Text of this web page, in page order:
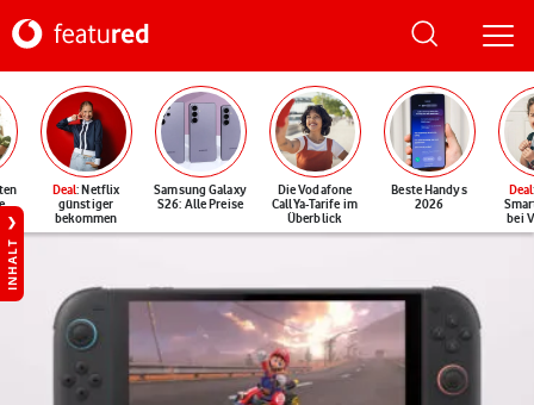
Deal: Netflix
günstiger
bekommen
Samsung Galaxy
S26: Alle Preise
Die Vodafone
CallYa-Tarife im
Überblick
Beste Handys
2026
Deal
bei
INHALT